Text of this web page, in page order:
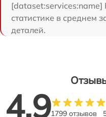
статистике в среднем
деталей.
4.91799 отзывов